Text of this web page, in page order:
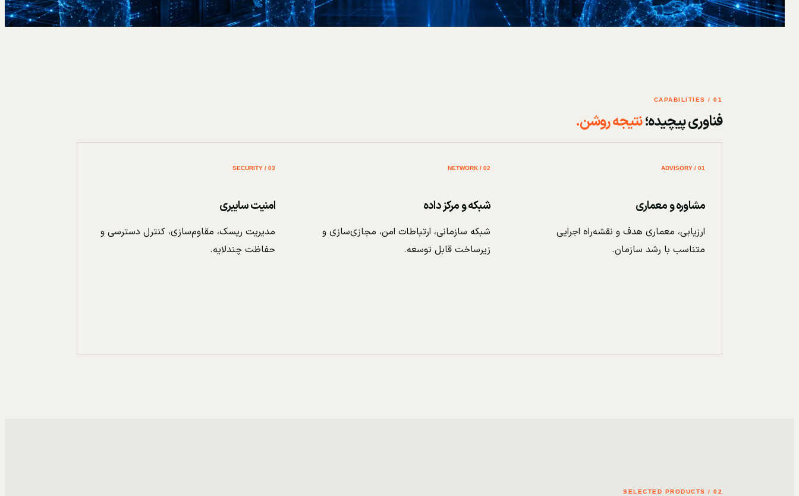
01 / CAPABILITIES
فناوری پیچیده؛نتیجه روشن.
01 / ADVISORY
مشاوره و معماری
ارزیابی، معماری هدف و نقشه‌راه اجرایی
متناسب با رشد سازمان.
02 / NETWORK
شبکه و مرکز داده
شبکه سازمانی، ارتباطات امن، مجازی‌سازی و
زیرساخت قابل توسعه.
03 / SECURITY
امنیت سایبری
مدیریت ریسک، مقاوم‌سازی، کنترل دسترسی و
حفاظت چندلایه.
02 / SELECTED PRODUCTS